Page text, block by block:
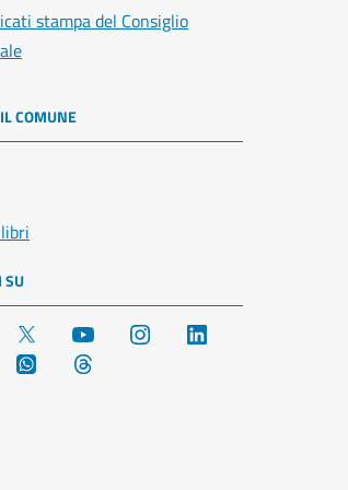
stampa del Consiglio
COMUNE
SU
YouTube Instagram
WhatsApp